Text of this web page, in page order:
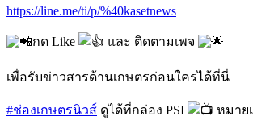
https://line.me/ti/p/%40kasetnews
กด Like และ ติดตามเพจ
เพื่อรับข่าวสารด้านเกษตรก่อนใครได้ที่นี่
#ช่องเกษตรนิวส์ ดูได้ที่กล่อง PSI หมาย